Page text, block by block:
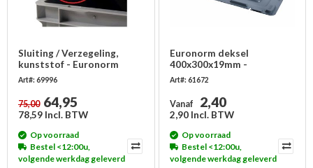
Sluiting / Verzegeling,
kunststof - Euronorm
stapelbakken - 50 stuks
Art#: 69996
75,00 64,95
78,59 Incl. BTW
Op voorraad
Bestel <12:00u,
volgende werkdag geleverd
Euronorm deksel
400x300x19mm -
kunststof, zonder
scharnieren
Art#: 61672
Vanaf 2,40
2,90 Incl. BTW
Op voorraad
Bestel <12:00u,
volgende werkdag geleverd